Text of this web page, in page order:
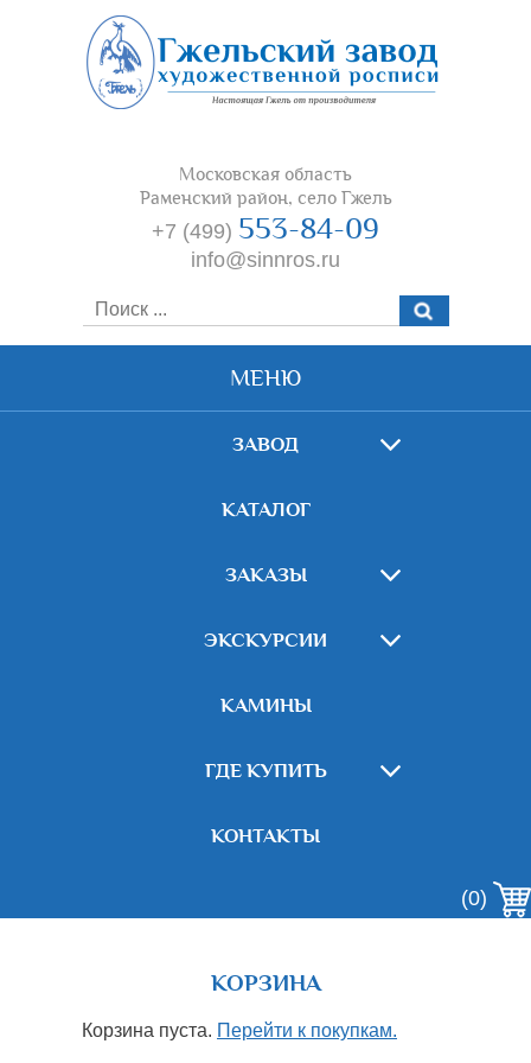
Московская область
Раменский район, село Гжель
+7 (499) 553-84-09
info@sinnros.ru
МЕНЮ
ЗАВОД
КАТАЛОГ
ЗАКАЗЫ
ЭКСКУРСИИ
КАМИНЫ
ГДЕ КУПИТЬ
КОНТАКТЫ
(0)
КОРЗИНА
Корзина пуста. Перейти к покупкам.